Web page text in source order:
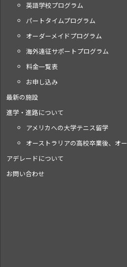
英語学校プログラム
パートタイムプログラム
オーダーメイドプログラム
海外遠征サポートプログラム
料金一覧表
お申し込み
最新の施設
進学・進路について
アメリカへの大学テニス留学
オーストラリアの高校卒業後、オ
アデレードについて
お問い合わせ